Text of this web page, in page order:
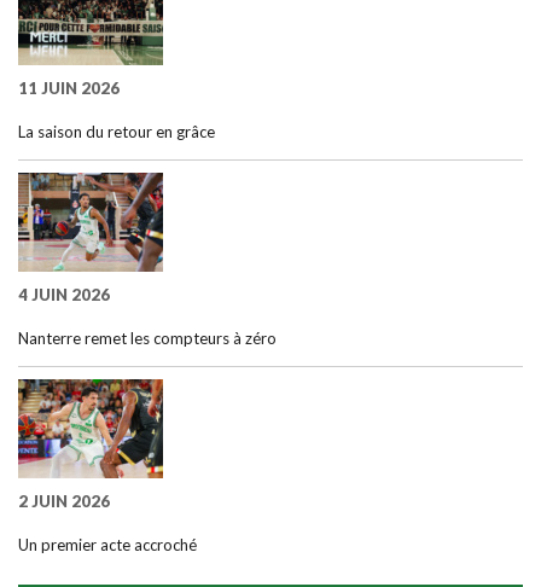
11 JUIN 2026
La saison du retour en grâce
4 JUIN 2026
Nanterre remet les compteurs à zéro
2 JUIN 2026
Un premier acte accroché